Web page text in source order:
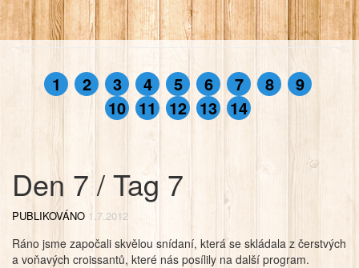
1 2 3 4 5 6 7 8
9
10 11 12 13 14
Den 7 / Tag 7
PUBLIKOVÁNO 1.7.2012
Ráno jsme započali skvělou snídaní, která se skládala z čerstvých
a voňavých croissantů, které nás posílily na další program.